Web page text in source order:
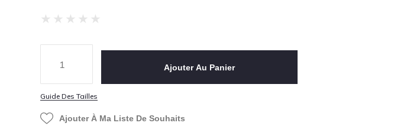
★ ★ ★ ★ ★
Ajouter Au Panier
Guide Des Tailles
Ajouter À Ma Liste De Souhaits